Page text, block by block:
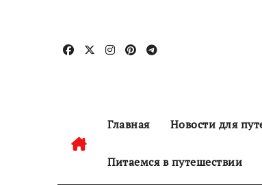
содержанию
Главная Новости для
Питаемся в путешествии